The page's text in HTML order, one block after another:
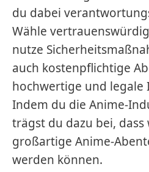
du dabei
Wähle
nutze
auch kostenpflichtige
hochwertige und legale
Indem du die Anime-
trägst du dazu bei,
großartige Anime-
werden können.